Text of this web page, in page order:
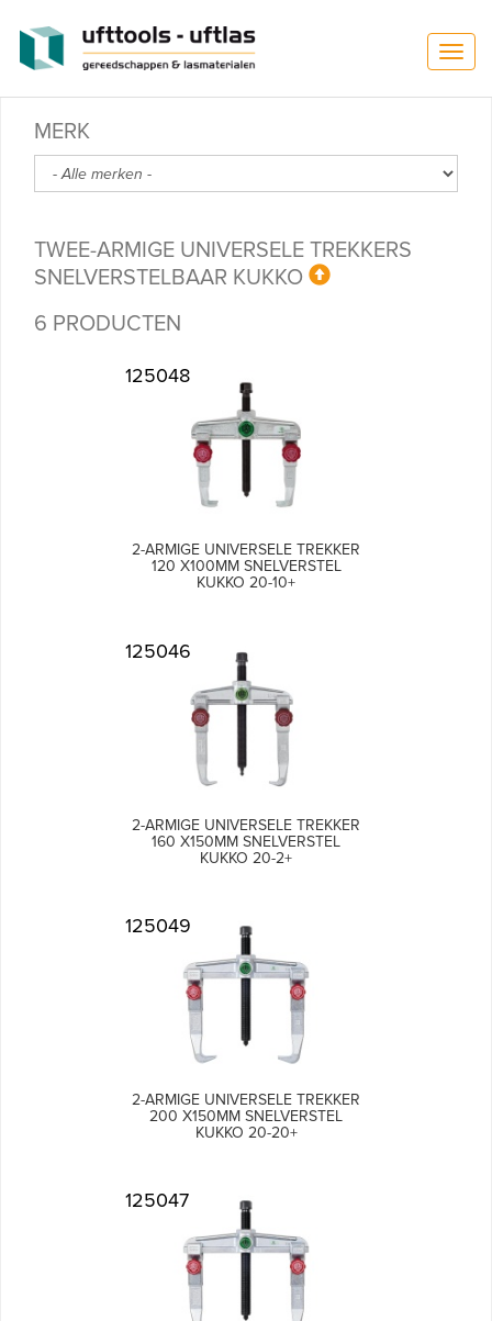
T
o
g
MERK
TWEE-ARMIGE UNIVERSELE TREKKERS
SNELVERSTELBAAR KUKKO
6 PRODUCTEN
125048
2-ARMIGE UNIVERSELE TREKKER
120 X100MM SNELVERSTEL
KUKKO 20-10+
125046
2-ARMIGE UNIVERSELE TREKKER
160 X150MM SNELVERSTEL
KUKKO 20-2+
125049
2-ARMIGE UNIVERSELE TREKKER
200 X150MM SNELVERSTEL
KUKKO 20-20+
125047